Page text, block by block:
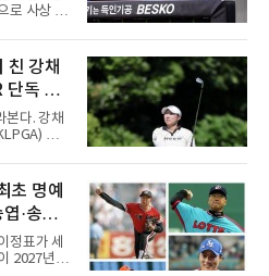
로 사상 초
다. 우천,
서 현재
한지 질문
특별히
당 162경
치른다. 숫
조라고 말
지고 강해
친 강채
단독 선
본다. 강채
투어
드에서 단
주도 서귀
서 열린 2
어 4언더
타로 전
동 2위 그
대회는 그
초 명예
·송진
정표가 세
2027년으